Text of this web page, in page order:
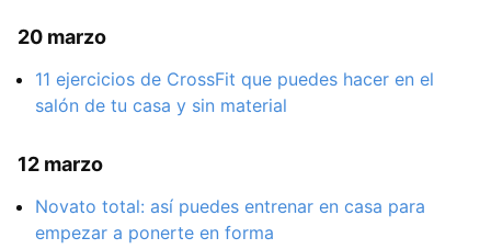
20 marzo
11 ejercicios de CrossFit que puedes hacer en el
salón de tu casa y sin material
12 marzo
Novato total: así puedes entrenar en casa para
empezar a ponerte en forma